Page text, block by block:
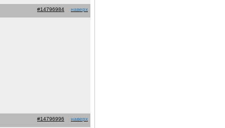
#14796984 наверх
#14796996 наверх